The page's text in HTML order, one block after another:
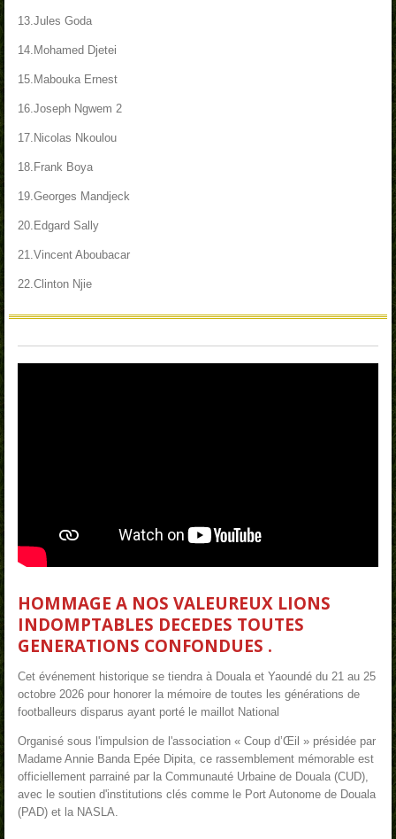
13.Jules Goda
14.Mohamed Djetei
15.Mabouka Ernest
16.Joseph Ngwem 2
17.Nicolas Nkoulou
18.Frank Boya
19.Georges Mandjeck
20.Edgard Sally
21.Vincent Aboubacar
22.Clinton Njie
HOMMAGE A NOS VALEUREUX LIONS
INDOMPTABLES DECEDES TOUTES
GENERATIONS CONFONDUES .
Cet événement historique se tiendra à Douala et Yaoundé du 21 au 25
octobre 2026 pour honorer la mémoire de toutes les générations de
footballeurs disparus ayant porté le maillot National
Organisé sous l'impulsion de l'association « Coup d’Œil » présidée par
Madame Annie Banda Epée Dipita, ce rassemblement mémorable est
officiellement parrainé par la Communauté Urbaine de Douala (CUD),
avec le soutien d'institutions clés comme le Port Autonome de Douala
(PAD) et la NASLA.